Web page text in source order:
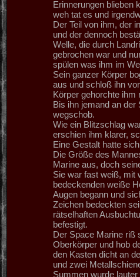
Erinnerungen blieben
weh tat es und
Der Teil von ihm, der
und der dennoch
Welle, die durch
gebrochen war und
spülen was ihm im
Sein ganzer Körper
aus und schloß ihn
Körper gehorchte ihm
Bis ihn jemand an
wegschob.
Wie ein Blitzschlag
erschien ihm klarer,
Eine Gestalt hatte
Die Größe des
Marine aus, doch
Sie war fast weiß, mit
bedeckenden weiße
Augen begann und
Zeichen bedeckten
rätselhaften
befestigt.
Der Space Marine riß
Oberkörper und hob
den Kasten dicht an
und zwei
Summen wurde